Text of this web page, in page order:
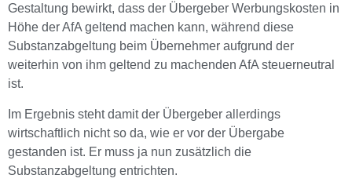
Gestaltung bewirkt, dass der Übergeber Werbungskosten in
Höhe der AfA geltend machen kann, während diese
Substanzabgeltung beim Übernehmer aufgrund der
weiterhin von ihm geltend zu machenden AfA steuerneutral
ist.
Im Ergebnis steht damit der Übergeber allerdings
wirtschaftlich nicht so da, wie er vor der Übergabe
gestanden ist. Er muss ja nun zusätzlich die
Substanzabgeltung entrichten.